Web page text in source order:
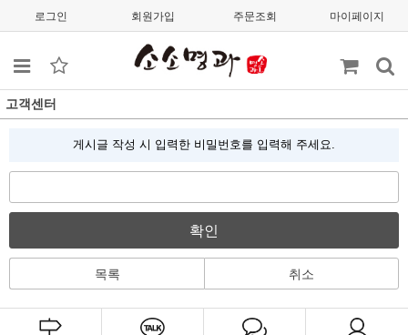
로그인 회원가입 주문조회 마이페이지
고객센터
게시글 작성 시 입력한 비밀번호를 입력해 주세요.
확인
목록 취소